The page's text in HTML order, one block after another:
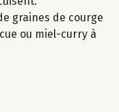
graines de courge
ou miel-curry à